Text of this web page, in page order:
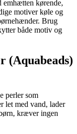
emhætten kørende,
motiver køle og
Brug
både motiv og
(Aquabeads)
perler som
let med vand, lader
kræver ingen